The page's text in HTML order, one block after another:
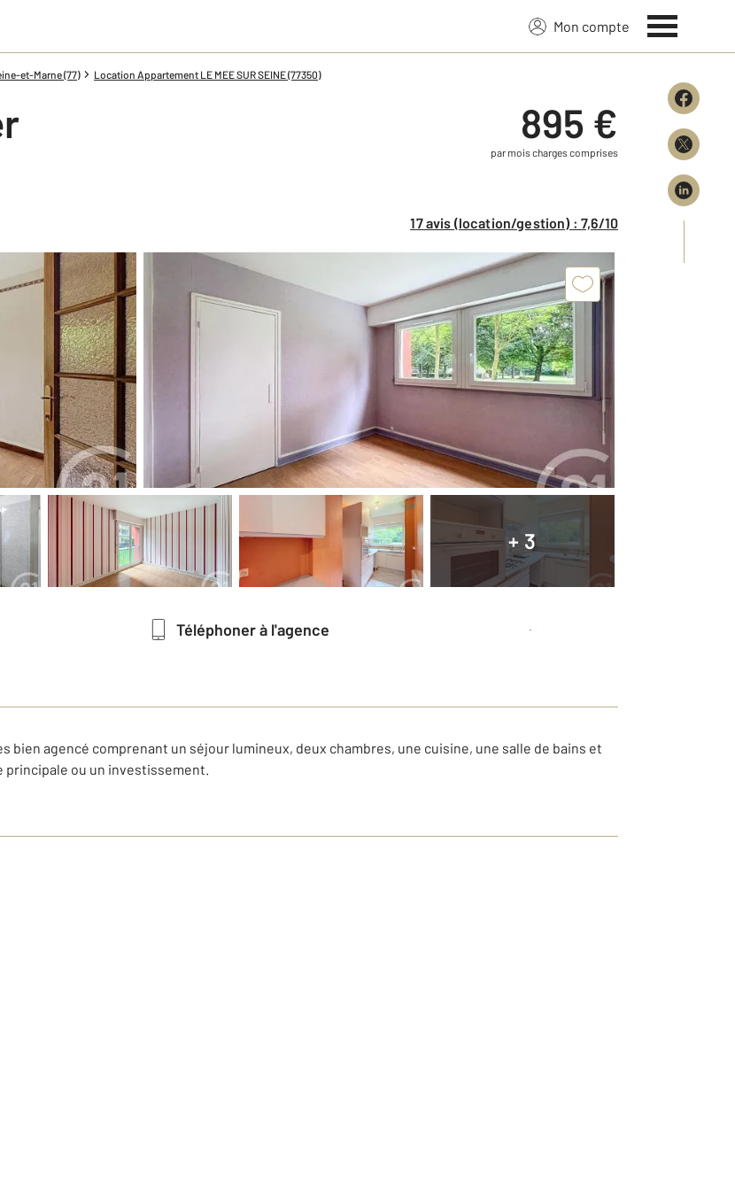
Mon compte
et-Marne (77) Location Appartement LE MEE SUR SEINE (77350)
895 €
par mois charges comprises
17 avis (location/gestion) : 7,6/10
+ 3
Téléphoner à l'agence
bien agencé comprenant un séjour lumineux, deux chambres, une cuisine, une salle de bains et
principale ou un investissement.